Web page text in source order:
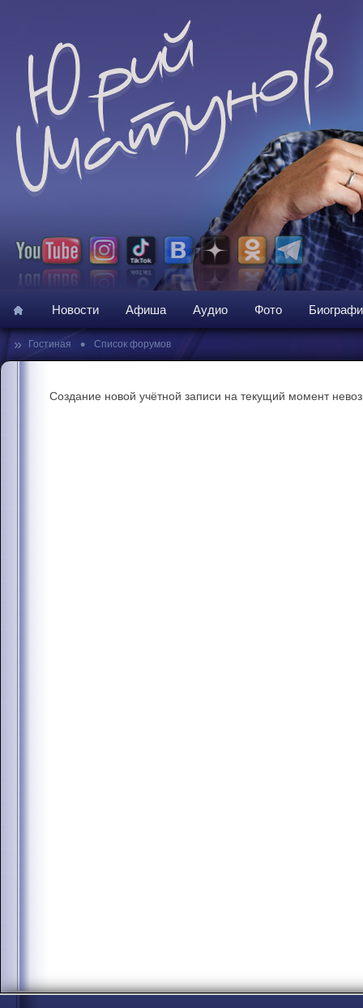
Новости Афиша Аудио Фото
» Гостиная • Список форумов
Создание новой учётной записи на текущий момент